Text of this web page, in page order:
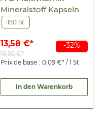
-32%
Mineralstoff Kapseln
150 St
13,58 €*
19,95 €*
Prix de base : 0,09 €* / 1 St
In den Warenkorb